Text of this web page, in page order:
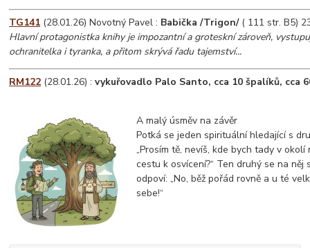
TG141 (28.01.26) Novotný Pavel : Babička /Trigon/( 111 str. B5)
Hlavní protagonistka knihy je impozantní a groteskní zároveň,
ochranitelka i tyranka, a přitom skrývá řadu tajemství...
RM122 (28.01.26) :vykuřovadlo Palo Santo, cca 10 špalíků, cca
A malý úsměv na závěr
Potká se jeden spirituální hledající s
„Prosím tě, nevíš, kde bych tady v okolí
cestu k osvícení?“ Ten druhý se na něj
odpoví: „No, běž pořád rovně a u té
sebe!“